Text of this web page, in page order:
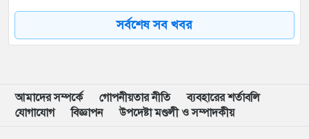
বরিশাল বিশ্ববিদ্যালয়ে ছাত্রদল-শিবির সংঘর্ষে উত্তেজনা
৮ সর্বশেষ সব খবর
আমাদের সম্পর্কে গোপনীয়তার নীতি
ব্যবহারের শর্তাবলি
যোগাযোগ
বিজ্ঞাপন উপদেষ্টা মণ্ডলী ও সম্পাদকীয়